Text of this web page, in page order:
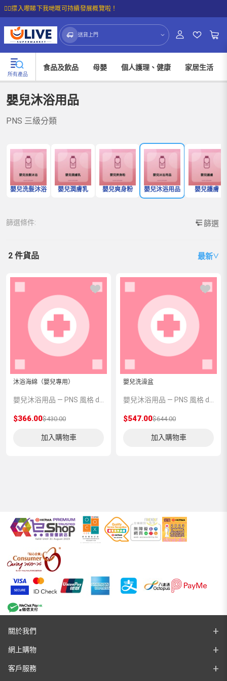
☝🏼㩒入嚟睇下我哋嘅可持續發展概覽啦！
送貨上門
所有產品
食品及飲品 母嬰 個人護理、健康 家居生活
嬰兒沐浴用品
PNS 三級分類
嬰兒洗髮沐浴 嬰兒潤膚乳 嬰兒爽身粉 嬰兒沐浴用品 嬰兒護膚
篩選條件: 篩選
2 件貨品 最新∨
沐浴海綿（嬰兒專用）
$366.00$430.00
加入購物車
嬰兒洗澡盆
$547.00$644.00
加入購物車
關於我們
網上購物
客戶服務